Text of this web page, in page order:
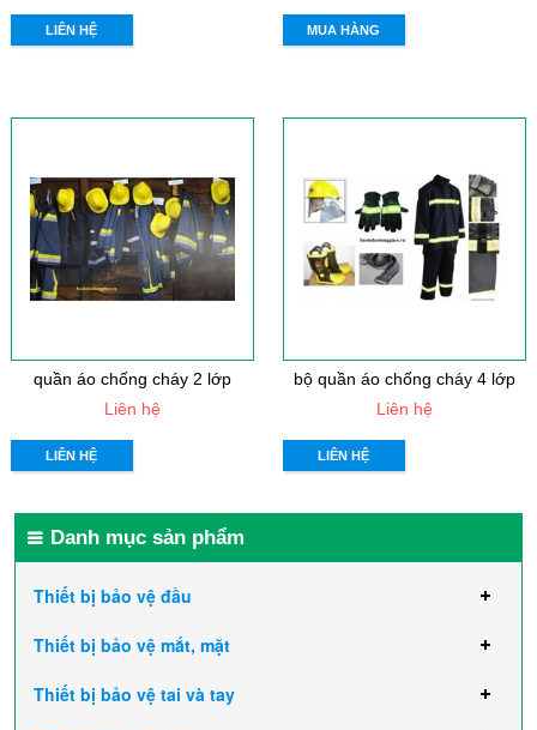
LIÊN HỆ MUA HÀNG
quần áo chống cháy 2 lớp
Liên hệ
LIÊN HỆ
bộ quần áo chống cháy 4 lớp
Liên hệ
LIÊN HỆ
Danh mục sản phẩm
Thiết bị bảo vệ đầu
Thiết bị bảo vệ mắt, mặt
Thiết bị bảo vệ tai và tay